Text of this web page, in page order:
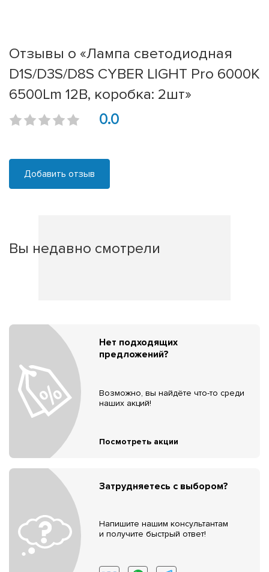
Отзывы о «Лампа светодиодная
D1S/D3S/D8S CYBER LIGHT Pro 6000K
6500Lm 12В, коробка: 2шт»
0.0
Добавить отзыв
Вы недавно смотрели
Нет подходящих
предложений?
Возможно, вы найдёте что-то среди
наших акций!
Посмотреть акции
Затрудняетесь с выбором?
Напишите нашим консультантам
и получите быстрый ответ!